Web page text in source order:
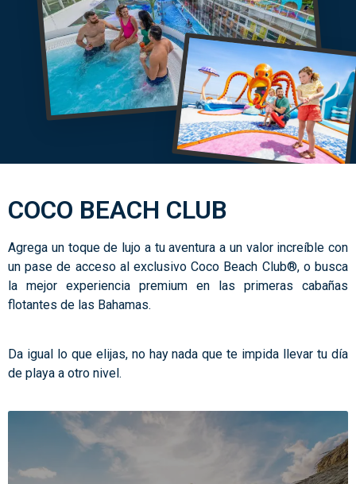
COCO BEACH CLUB
Agrega un toque de lujo a tu aventura a un valor increíble con
un pase de acceso al exclusivo Coco Beach Club®, o busca
la mejor experiencia premium en las primeras cabañas
flotantes de las Bahamas.
Da igual lo que elijas, no hay nada que te impida llevar tu día
de playa a otro nivel.